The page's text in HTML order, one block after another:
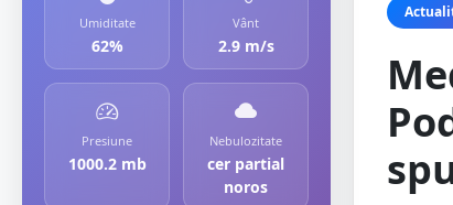
Umiditate
62%
Vânt
2.9 m/s
Presiune
1000.2 mb
Nebulozitate
cer partial
noros